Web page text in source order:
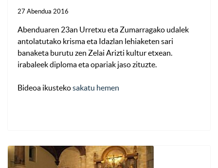
27 Abendua 2016
Abenduaren 23an Urretxu eta Zumarragako udalek
antolatutako krisma eta Idazlan lehiaketen sari
banaketa burutu zen Zelai Arizti kultur etxean.
irabaleek diploma eta opariak jaso zituzte.
Bideoa ikustekosakatu hemen